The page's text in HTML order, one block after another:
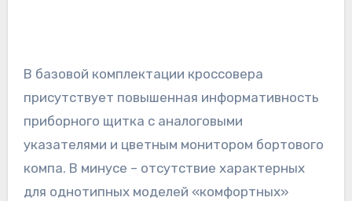
В базовой комплектации кроссовера
присутствует повышенная информативность
приборного щитка с аналоговыми
указателями и цветным монитором бортового
компа. В минусе – отсутствие характерных
для однотипных моделей «комфортных»